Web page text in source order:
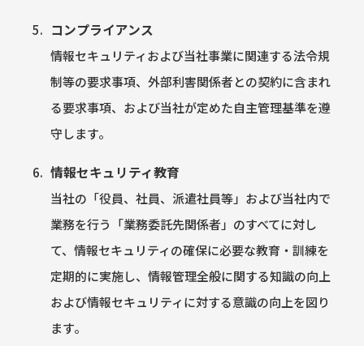
コンプライアンス
情報セキュリティおよび当社事業に関連する法令規
制等の要求事項、外部利害関係者との契約に含まれ
る要求事項、および当社が定めた自主管理基準を遵
守します。
情報セキュリティ教育
当社の「役員、社員、派遣社員等」および当社内で
業務を行う「業務委託先関係者」のすべてに対し
て、情報セキュリティの確保に必要な教育・訓練を
定期的に実施し、情報管理全般に関する知識の向上
および情報セキュリティに対する意識の向上を図り
ます。